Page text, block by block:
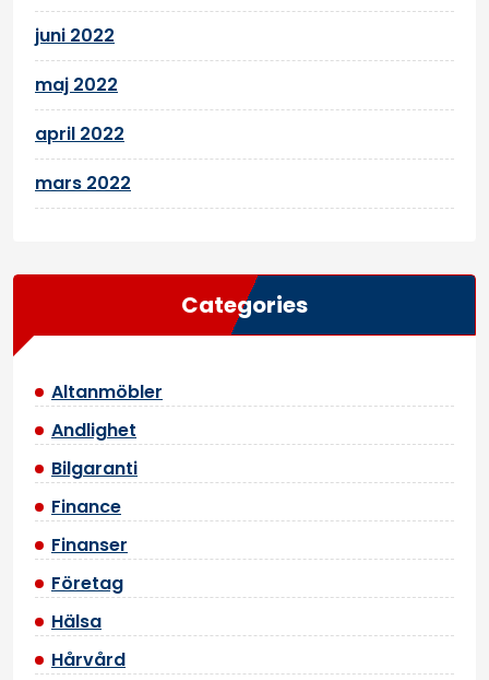
juni 2022
maj 2022
april 2022
mars 2022
Categories
Altanmöbler
Andlighet
Bilgaranti
Finance
Finanser
Företag
Hälsa
Hårvård